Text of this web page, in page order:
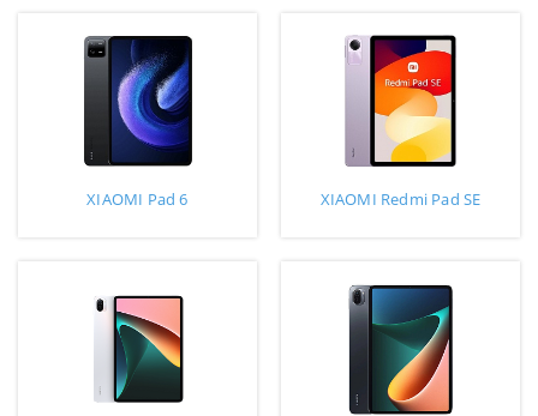
XIAOMI Pad 6 XIAOMI Redmi Pad SE